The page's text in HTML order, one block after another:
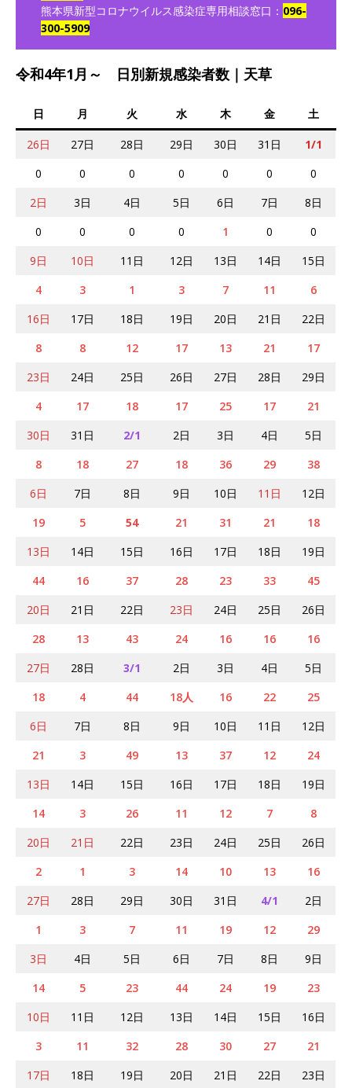
熊本県新型コロナウイルス感染症専用相談窓口： 096-
300-5909
令和4年1月～ 日別新規感染者数｜天草
日 月 火 水 木 金 土
26日 27日 28日 29日 30日 31日
1/1
0
0 0 0 0 0
0
2日
3日 4日 5日 6日 7日
8日
0
0 0 0 1 0
0
9日
10日 11日 12日 13日 14日
15日
4
3 1 3 7 11
6
16日
17日 18日 19日 20日 21日
22日
8
8 12 17 13 21
17
23日
24日 25日 26日 27日 28日
29日
4
17 18 17 25 17
21
30日
31日 2/1 2日 3日 4日
5日
8
18 27 18 36 29
38
6日
7日 8日 9日 10日 11日
12日
19
5 54 21 31 21
18
13日
14日 15日 16日 17日 18日
19日
44
16 37 28 23 33
45
20日
21日 22日 23日 24日 25日
26日
28
13 43 24 16 16
16
27日
28日 3/1 2日 3日 4日
5日
18
4 44 18人 16 22
25
6日
7日 8日 9日 10日 11日
12日
21
3 49 13 37 12
24
13日
14日 15日 16日 17日 18日
19日
14
3 26 11 12 7
8
20日
21日 22日 23日 24日 25日
26日
2
1 3 14 10 13
16
27日
28日 29日 30日 31日 4/1
2日
1
3 7 11 19 12
29
3日
4日 5日 6日 7日 8日
9日
14
5 23 44 24 19
23
10日
11日 12日 13日 14日 15日
16日
3
11 32 28 30 27
21
17日
18日 19日 20日 21日 22日
23日